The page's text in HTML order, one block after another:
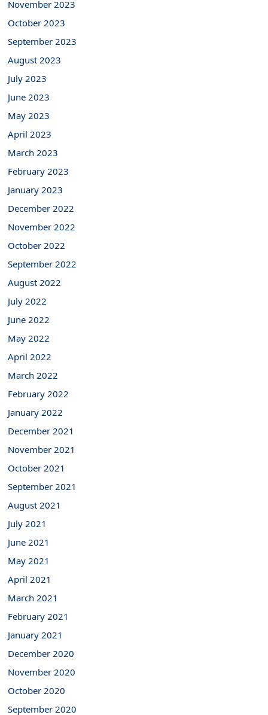
November 2023
October 2023
September 2023
August 2023
July 2023
June 2023
May 2023
April 2023
March 2023
February 2023
January 2023
December 2022
November 2022
October 2022
September 2022
August 2022
July 2022
June 2022
May 2022
April 2022
March 2022
February 2022
January 2022
December 2021
November 2021
October 2021
September 2021
August 2021
July 2021
June 2021
May 2021
April 2021
March 2021
February 2021
January 2021
December 2020
November 2020
October 2020
September 2020